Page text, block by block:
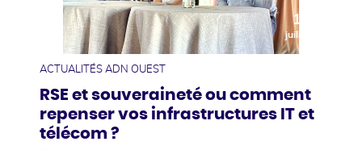
10
juillet
ACTUALITÉS ADN OUEST
RSE et souveraineté ou comment
repenser vos infrastructures IT et
télécom ?